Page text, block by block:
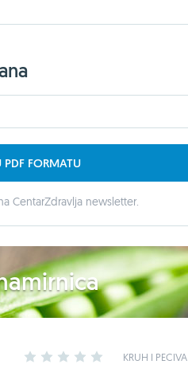
FORMATU
CentarZdravlja newsletter.
2 3 4 KRUH I PECIVA